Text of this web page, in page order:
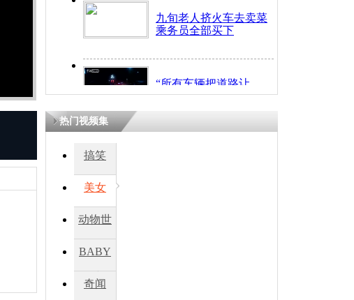
九旬老人挤火车去卖菜
乘务员全部买下
“所有车辆把道路让
开！”儿童突发疾病交
热门视频集
搞笑
美女
动物世
BABY
秀
奇闻